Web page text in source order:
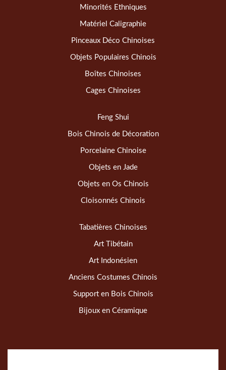
Minorités Ethniques
Matériel Caligraphie
Pinceaux Déco Chinoises
Objets Populaires Chinois
Boîtes Chinoises
Cages Chinoises
Feng Shui
Bois Chinois de Décoration
Porcelaine Chinoise
Objets en Jade
Objets en Os Chinois
Cloisonnés Chinois
Tabatières Chinoises
Art Tibétain
Art Indonésien
Anciens Costumes Chinois
Support en Bois Chinois
Bijoux en Céramique